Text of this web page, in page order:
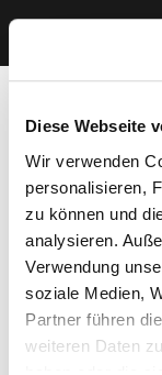
Diese Webseite
Wir verwenden
personalisieren,
zu können und
analysieren.
Verwendung
soziale Medien,
Partner führen
weiteren Daten